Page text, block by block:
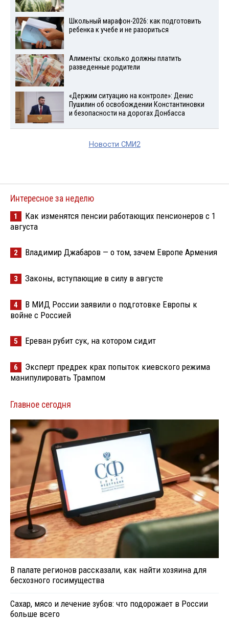
Школьный марафон-2026: как подготовить
ребенка к учебе и не разориться
Алименты: сколько должны платить
разведенные родители
«Держим ситуацию на контроле»: Денис
Пушилин об освобождении Константиновки
и безопасности на дорогах Донбасса
Новости СМИ2
Интересное за неделю
1
Как изменятся пенсии работающих пенсионеров с 1
августа
2 Владимир Джабаров — о том, зачем Европе Армения
3 Законы, вступающие в силу в августе
4
В МИД России заявили о подготовке Европы к
войне с Россией
5 Ереван рубит сук, на котором сидит
6
Эксперт предрек крах попыток киевского режима
манипулировать Трампом
Главное сегодня
В палате регионов рассказали, как найти хозяина для
бесхозного госимущества
Сахар, мясо и лечение зубов: что подорожает в России
больше всего